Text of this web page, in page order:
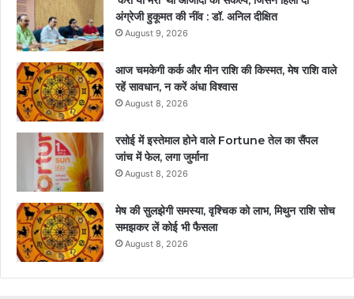
अंग्रेजी हुकूमत की नींव : डॉ. अनिल दीक्षित
August 9, 2026
आज चमकेगी कर्क और मीन राशि की किस्मत, मेष राशि वाले
रहें सावधान, न करें अंधा विश्वास
August 8, 2026
रसोई में इस्तेमाल होने वाले Fortune तेल का सैंपल
जांच में फेल, लगा जुर्माना
August 8, 2026
मेष की सुलझेगी समस्या, वृश्चिक को लाभ, मिथुन राशि सोच
समझकर लें कोई भी फैसला
August 8, 2026